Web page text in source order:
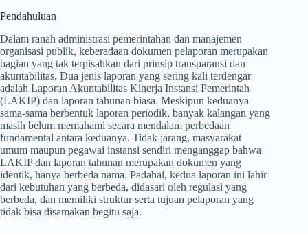
Pendahuluan
Dalam ranah administrasi pemerintahan dan manajemen
organisasi publik, keberadaan dokumen pelaporan merupakan
bagian yang tak terpisahkan dari prinsip transparansi dan
akuntabilitas. Dua jenis laporan yang sering kali terdengar
adalah Laporan Akuntabilitas Kinerja Instansi Pemerintah
(LAKIP) dan laporan tahunan biasa. Meskipun keduanya
sama-sama berbentuk laporan periodik, banyak kalangan yang
masih belum memahami secara mendalam perbedaan
fundamental antara keduanya. Tidak jarang, masyarakat
umum maupun pegawai instansi sendiri menganggap bahwa
LAKIP dan laporan tahunan merupakan dokumen yang
identik, hanya berbeda nama. Padahal, kedua laporan ini lahir
dari kebutuhan yang berbeda, didasari oleh regulasi yang
berbeda, dan memiliki struktur serta tujuan pelaporan yang
tidak bisa disamakan begitu saja.